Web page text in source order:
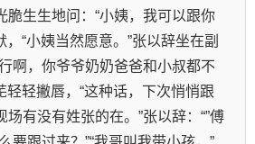
脆生生地问：“小姨，我可以跟你
，“小姨当然愿意。”张以辞坐在副
啊，你爷爷奶奶爸爸和小叔都不
轻轻撇唇，“这种话，下次悄悄跟
有没有姓张的在。”张以辞：“”傅